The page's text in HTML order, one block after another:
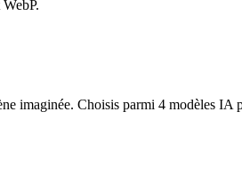
imaginée. Choisis parmi 4 modèles IA